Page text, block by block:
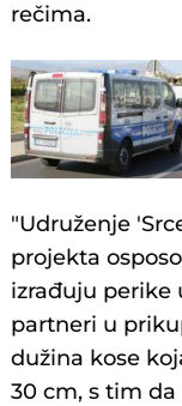
rečima.
"Udruženje
projekta
izrađuju perike
partneri u
dužina kose
30 cm, s tim